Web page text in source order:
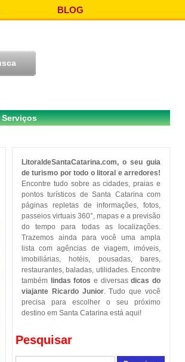
BLOG
Serviços
LitoraldeSantaCatarina.com, o seu guia
de turismo por todo o litoral e arredores!
Encontre tudo sobre as cidades, praias e
pontos turísticos de Santa Catarina com
páginas repletas de informações, fotos,
passeios virtuais 360°, mapas e a previsão
do tempo para todas as localizações.
Trazemos ainda para você uma ampla
lista com agências de viagem, imóveis,
imobiliárias, hotéis, pousadas, bares,
restaurantes, baladas, utilidades. Encontre
também
lindas fotos e diversasdicas do
viajante Ricardo Junior. Tudo que você
precisa para escolher o seu próximo
destino em Santa Catarina está aqui!
Pesquisar